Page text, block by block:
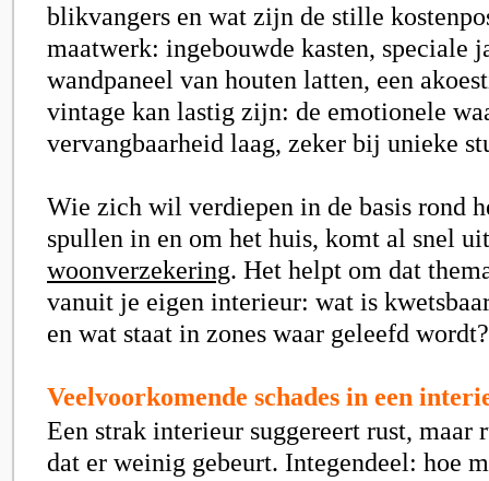
blikvangers en wat zijn de stille
maatwerk: ingebouwde kasten, speciale
wandpaneel van houten latten, een
vintage kan lastig zijn: de emotionele
vervangbaarheid laag, zeker bij unieke
Wie zich wil verdiepen in de basis rond
spullen in en om het huis, komt al snel
woonverzekering. Het helpt om dat
vanuit je eigen interieur: wat is
en wat staat in zones waar geleefd wordt?
Veelvoorkomende schades in een
Een strak interieur suggereert rust, maar
dat er weinig gebeurt. Integendeel: hoe